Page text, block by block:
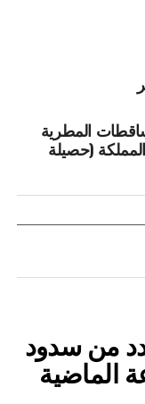
المطرية
(حصيلة
من سدود